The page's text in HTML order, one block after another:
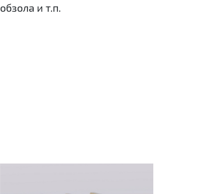
обзола и т.п.